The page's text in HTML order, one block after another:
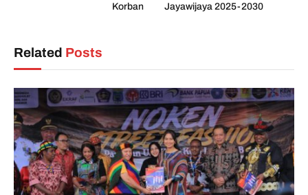
Korban
Jayawijaya 2025-2030
Related Posts